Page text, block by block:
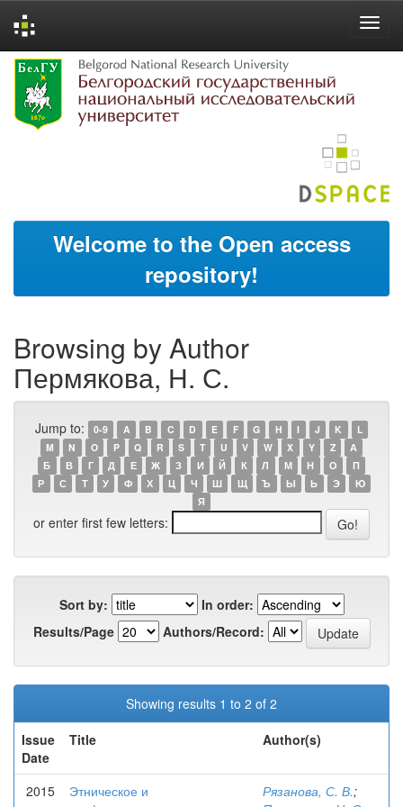
Skip
navigation
Welcome to the Open access
repository!
Browsing by Author
Пермякова, Н. С.
Jump to: 0-9 A B C D E F G H I J K
L
M
N O P Q R S T U V W X Y Z
А
Б
В Г Д Е Ж З И Й К Л М Н О
П
Р
С Т У Ф Х Ц Ч Ш Щ Ъ Ы Ь Э
Ю
Я
or enter first few letters:
Sort by:
In order:
Results/Page
Authors/Record:
Showing results 1 to 2 of 2
Issue
Date
Title Author(s)
2015
Этническое и
Рязанова, С. В.;